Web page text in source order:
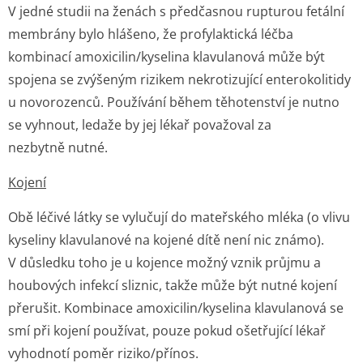
V jedné studii na ženách s předčasnou rupturou fetální
membrány bylo hlášeno, že profylaktická léčba
kombinací amoxicilin/kyselina klavulanová může být
spojena se zvýšeným rizikem nekrotizující enterokolitidy
u novorozenců. Používání během těhotenství je nutno
se vyhnout, ledaže by jej lékař považoval za
nezbytně nutné.
Kojení
Obě léčivé látky se vylučují do mateřského mléka (o vlivu
kyseliny klavulanové na kojené dítě není nic známo).
V důsledku toho je u kojence možný vznik průjmu a
houbových infekcí sliznic, takže může být nutné kojení
přerušit. Kombinace amoxicilin/kyselina klavulanová se
smí při kojení používat, pouze pokud ošetřující lékař
vyhodnotí poměr riziko/přínos.